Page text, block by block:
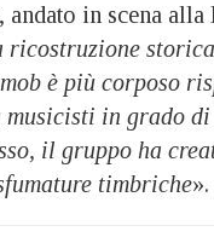
in scena
ricostruzione
è più corposo
musicisti in grado
il gruppo ha
timbriche».